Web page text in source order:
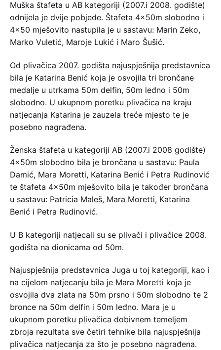
Muška štafeta u AB kategoriji (2007.i 2008. godište)
odnijela je dvije pobjede. Štafeta 4x50m slobodno i
4×50 mješovito nastupila je u sastavu: Marin Zeko,
Marko Vuletić, Maroje Lukić i Maro Šušić.
Od plivačica 2007. godišta najuspješnija predstavnica
bila je Katarina Benić koja je osvojila tri brončane
medalje u utrkama 50m delfin, 50m leđno i 50m
slobodno. U ukupnom poretku plivačica na kraju
natjecanja Katarina je zauzela treće mjesto te je
posebno nagrađena.
Ženska štafeta u kategoriji AB (2007.i 2008 godište)
4x50m slobodno bila je brončana u sastavu: Paula
Damić, Mara Moretti, Katarina Benić i Petra Rudinović
te štafeta 4x50m mješovito bila je također brončana
u sastavu: Patricia Maleš, Mara Moretti, Katarina
Benić i Petra Rudinović.
U B kategoriji natjecali su se plivači i plivačice 2008.
godišta na dionicama od 50m.
Najuspješnija predstavnica Juga u toj kategoriji, kao i
na cijelom natjecanju bila je Mara Moretti koja je
osvojila dva zlata na 50m prsno i 50m slobodno te 2
bronce na 50m delfin i 50m leđno. Mara je u
ukupnom poretku plivačica dobivnem temeljem
zbroja rezultata sve četiri tehnike bila najuspješnija
plivačica natjecanja za što je posebno nagrađena.